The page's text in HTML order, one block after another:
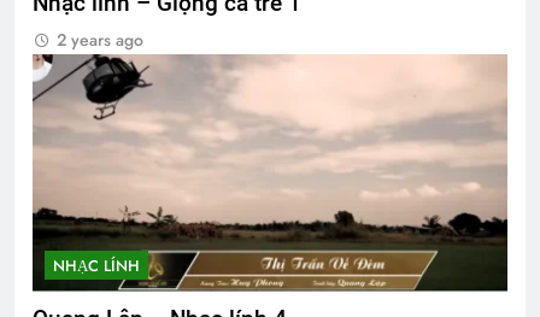
2 years ago
NHẠC LÍNH